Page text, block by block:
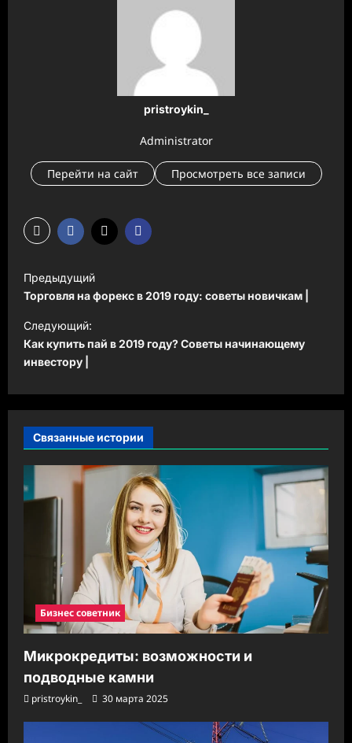
pristroykin_
Administrator
Перейти на сайт Просмотреть все записи
Н
а
в
и
г
а
ц
я
з
Предыдущий
Торговля на форекс в 2019 году: советы новичкам |
Следующий:
Как купить пай в 2019 году? Советы начинающему
инвестору |
Связанные истории
Бизнес советник
Микрокредиты: возможности и
подводные камни
pristroykin_ 30 марта 2025